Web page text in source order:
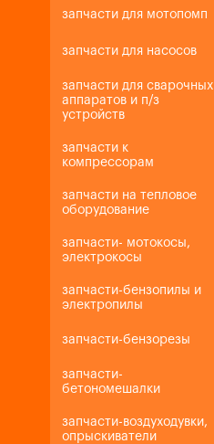
запчасти для мотопомп
запчасти для насосов
запчасти для сварочных
аппаратов и п/з
устройств
запчасти к
компрессорам
запчасти на тепловое
оборудование
запчасти- мотокосы,
электрокосы
запчасти-бензопилы и
электропилы
запчасти-бензорезы
запчасти-
бетономешалки
запчасти-воздуходувки,
опрыскиватели